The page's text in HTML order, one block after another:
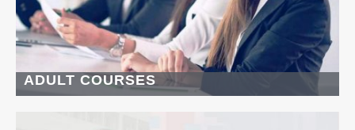
ADULT COURSES